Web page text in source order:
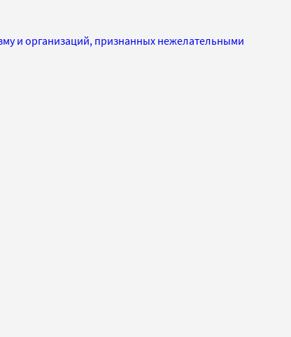
и организаций, признанных нежелательными